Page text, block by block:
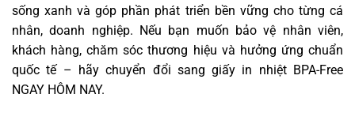
sống xanh và góp phần phát triển bền vững cho từng cá
nhân, doanh nghiệp. Nếu bạn muốn bảo vệ nhân viên,
khách hàng, chăm sóc thương hiệu và hưởng ứng chuẩn
quốc tế – hãy chuyển đổi sang giấy in nhiệt BPA-Free
NGAY HÔM NAY.